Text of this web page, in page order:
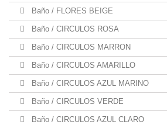
Baño / FLORES BEIGE
Baño / CIRCULOS ROSA
Baño / CIRCULOS MARRON
Baño / CIRCULOS AMARILLO
Baño / CIRCULOS AZUL MARINO
Baño / CIRCULOS VERDE
Baño / CIRCULOS AZUL CLARO